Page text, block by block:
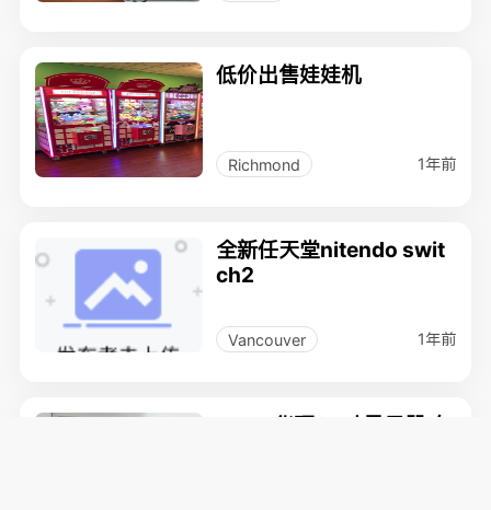
低价出售娃娃机
Richmond 1年前
全新任天堂nitendo swit
ch2
Vancouver 1年前
Asus 华硕24寸显示器 自